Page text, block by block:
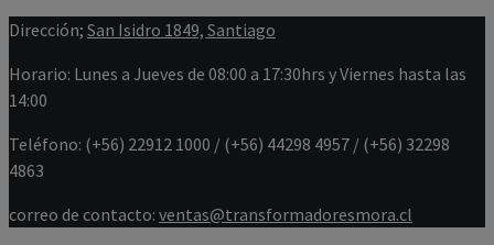
Dirección; San Isidro 1849, Santiago
Horario: Lunes a Jueves de 08:00 a 17:30hrs y Viernes hasta las
14:00
Teléfono: (+56) 22912 1000 / (+56) 44298 4957 / (+56) 32298
4863
correo de contacto: ventas@transformadoresmora.cl